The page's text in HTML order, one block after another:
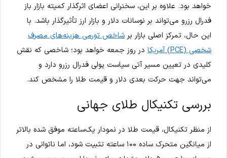
خواهد بود. علاوه بر این، سخنرانی اعضای اثرگذار کمیته بازار باز
فدرال رزرو می‌تواند بر نوسانات دلار و بازار ارز تأثیرگذار باشد. با
این حال، تمرکز اصلی بازار بر شاخص تورمی هزینه‌های مصرف
شخصی (PCE) آمریکا
در روز جمعه خواهد بود؛ شاخصی که نقش
کلیدی در تعیین مسیر آتی سیاست پولی فدرال رزرو دارد و
می‌تواند جهت حرکت بعدی دلار و قیمت طلا را مشخص کند.
بررسی تکنیکال طلای جهانی
از منظر تکنیکال، قیمت طلا در نمودار یک‌ساعته موفق شده بالاتر
از میانگین متحرک ساده ۱۰۰ ساعته تثبیت شود، اما ناتوانی در